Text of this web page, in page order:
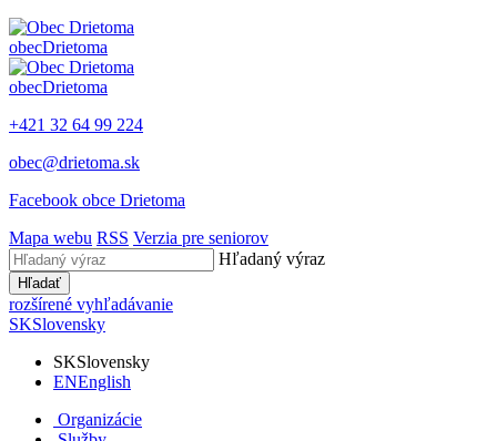
obecDrietoma
obecDrietoma
+421 32 64 99 224
obec@drietoma.sk
Facebook obce Drietoma
Mapa webu RSS Verzia pre seniorov
Hľadaný výraz
Hľadať
rozšírené vyhľadávanie
SKSlovensky
SKSlovensky
ENEnglish
Organizácie